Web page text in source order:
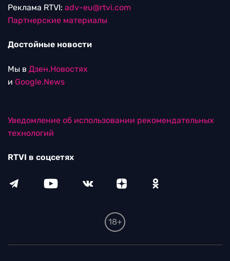
Реклама RTVI: adv-eu@rtvi.com
Партнерские материалы
Достойные новости
Мы в Дзен.Новостях
и Google.News
Уведомление об использовании рекомендательных
технологий
RTVI в соцсетях
18+